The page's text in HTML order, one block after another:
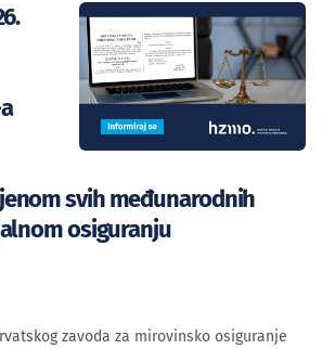
svih međunarodnih
osiguranju
zavoda za mirovinsko osiguranje